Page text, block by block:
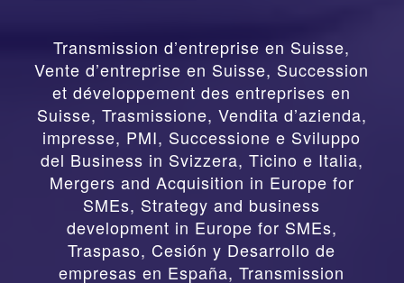
Transmission d’entreprise en Suisse,
Vente d’entreprise en Suisse, Succession
et développement des entreprises en
Suisse, Trasmissione, Vendita d’azienda,
impresse, PMI, Successione e Sviluppo
del Business in Svizzera, Ticino e Italia,
Mergers and Acquisition in Europe for
SMEs, Strategy and business
development in Europe for SMEs,
Traspaso, Cesión y Desarrollo de
empresas en España,Transmission